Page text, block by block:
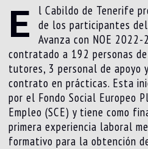
E
l Cabildo de Tenerife
de los participantes
Avanza con NOE
contratado a 192 personas
tutores, 3 personal de apoyo
contrato en prácticas. Esta
por el Fondo Social Europeo
Empleo (SCE) y tiene como
primera experiencia laboral
formativo para la obtención